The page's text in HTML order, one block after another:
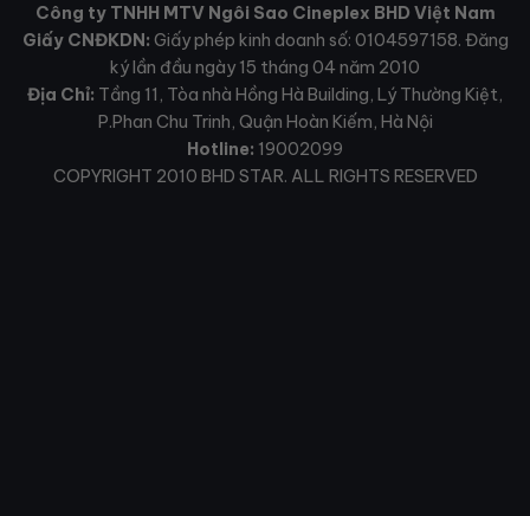
Công ty TNHH MTV Ngôi Sao Cineplex BHD Việt Nam
Giấy CNĐKDN: Giấy phép kinh doanh số: 0104597158. Đăng
ký lần đầu ngày 15 tháng 04 năm 2010
Địa Chỉ: Tầng 11, Tòa nhà Hồng Hà Building, Lý Thường Kiệt,
P.Phan Chu Trinh, Quận Hoàn Kiếm, Hà Nội
Hotline: 19002099
COPYRIGHT 2010 BHD STAR. ALL RIGHTS RESERVED